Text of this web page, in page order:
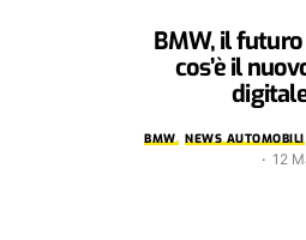
BMW, il futuro
cos’è il
BMW NEWS AUTOMOBILI
12